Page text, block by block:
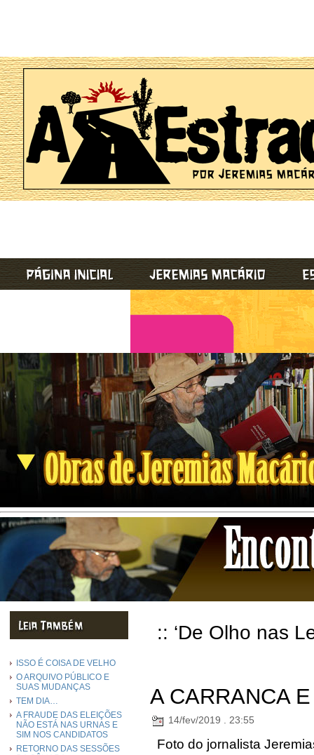
ISSO É COISA DE VELHO
O ARQUIVO PÚBLICO E
SUAS MUDANÇAS
TEM DIA…
A FRAUDE DAS ELEIÇÕES
NÃO ESTÁ NAS URNAS E
SIM NOS CANDIDATOS
RETORNO DAS SESSÕES
:: ‘De Olho nas
A CARRANCA
14/fev/2019 . 23:55
Foto do jornalista